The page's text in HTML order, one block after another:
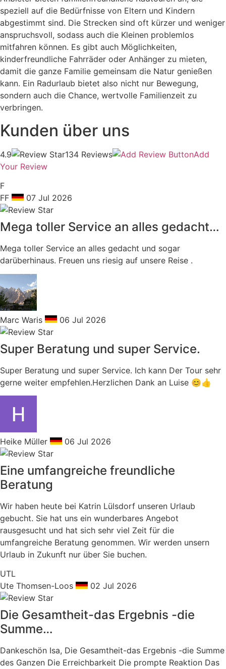
speziell auf die Bedürfnisse von Eltern und Kindern
abgestimmt sind. Die Strecken sind oft kürzer und weniger
anspruchsvoll, sodass auch die Kleinen problemlos
mitfahren können. Es gibt auch Möglichkeiten,
kinderfreundliche Fahrräder oder Anhänger zu mieten,
damit die ganze Familie gemeinsam die Natur genießen
kann. Ein Radurlaub bietet also nicht nur Bewegung,
sondern auch die Chance, wertvolle Familienzeit zu
verbringen.
Kunden über uns
4.9 134 Reviews
Add
Your Review
F
FF
07 Jul 2026
Mega toller Service an alles gedacht…
Mega toller Service an alles gedacht und sogar
darüberhinaus. Freuen uns riesig auf unsere Reise .
Marc Waris 06 Jul 2026
Super Beratung und super Service.
Super Beratung und super Service. Ich kann Der Tour sehr
gerne weiter empfehlen.Herzlichen Dank an Luise 😊👍
Heike Müller 06 Jul 2026
Eine umfangreiche freundliche
Beratung
Wir haben heute bei Katrin Lülsdorf unseren Urlaub
gebucht. Sie hat uns ein wunderbares Angebot
rausgesucht und hat sich sehr viel Zeit für die
umfangreiche Beratung genommen. Wir werden unsern
Urlaub in Zukunft nur über Sie buchen.
UTL
Ute Thomsen-Loos
02 Jul 2026
Die Gesamtheit-das Ergebnis -die
Summe…
Dankeschön Isa, Die Gesamtheit-das Ergebnis -die Summe
des Ganzen Die Erreichbarkeit Die prompte Reaktion Das